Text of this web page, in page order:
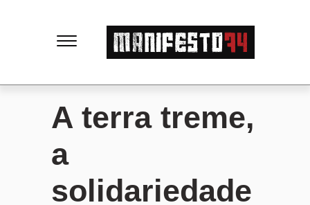
M
a
n
f
A terra treme,
a
solidariedade